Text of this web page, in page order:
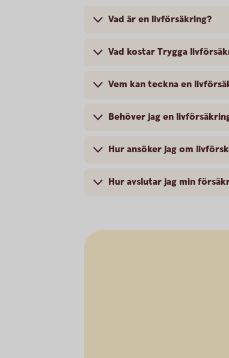
Vad är en livförsäkring?
Vad kostar Trygga
Vem kan teckna en
Behöver jag en
Hur ansöker jag om
Hur avslutar jag min